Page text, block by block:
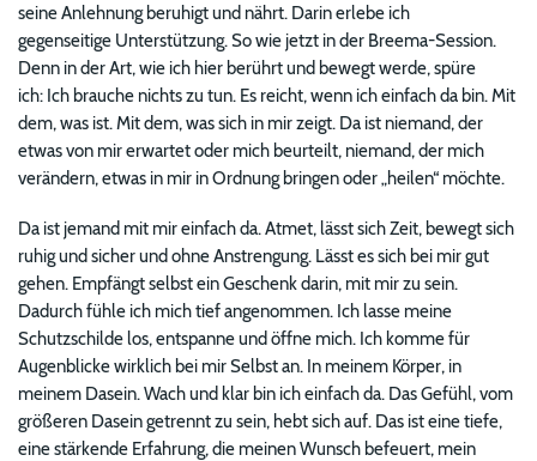
seine Anlehnung beruhigt und nährt. Darin erlebe ich
gegenseitige Unterstützung. So wie jetzt in der Breema-Session.
Denn in der Art, wie ich hier berührt und bewegt werde, spüre
ich: Ich brauche nichts zu tun. Es reicht, wenn ich einfach da bin. Mit
dem, was ist. Mit dem, was sich in mir zeigt. Da ist niemand, der
etwas von mir erwartet oder mich beurteilt, niemand, der mich
verändern, etwas in mir in Ordnung bringen oder „heilen“ möchte.
Da ist jemand mit mir einfach da. Atmet, lässt sich Zeit, bewegt sich
ruhig und sicher und ohne Anstrengung. Lässt es sich bei mir gut
gehen. Empfängt selbst ein Geschenk darin, mit mir zu sein.
Dadurch fühle ich mich tief angenommen. Ich lasse meine
Schutzschilde los, entspanne und öffne mich. Ich komme für
Augenblicke wirklich bei mir Selbst an. In meinem Körper, in
meinem Dasein. Wach und klar bin ich einfach da. Das Gefühl, vom
größeren Dasein getrennt zu sein, hebt sich auf. Das ist eine tiefe,
eine stärkende Erfahrung, die meinen Wunsch befeuert, mein